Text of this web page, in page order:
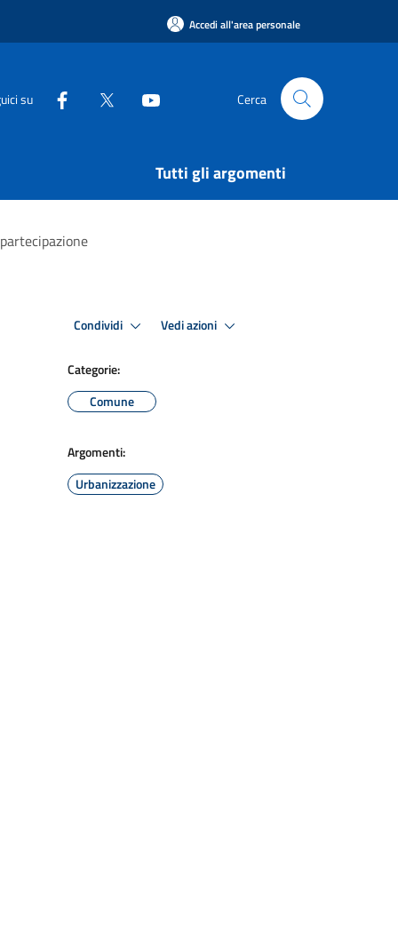
Accedi all'area personale
su Cerca
Tutti gli argomenti
Condividi Vedi azioni
Categorie:
Comune
Argomenti:
Urbanizzazione